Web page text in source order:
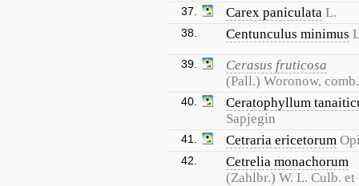
37. Carex paniculata L.
38. Centunculus minimus
39.
Cerasus fruticosa
(Pall.) Woronow,
40.
Ceratophyllum
Sapjegin
41. Cetraria ericetorum
42.
Cetrelia monachorum
(Zahlbr.) W. L. Culb. et